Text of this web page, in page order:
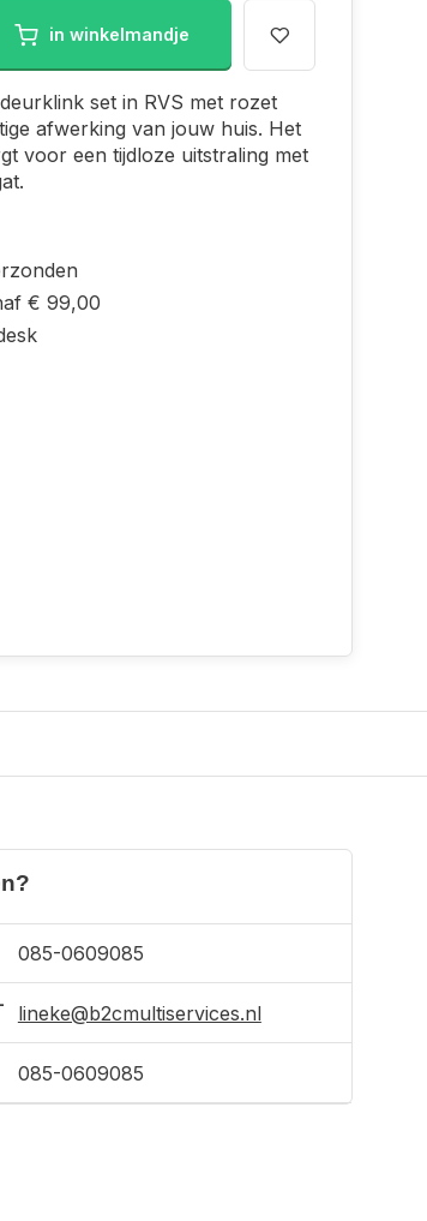
in winkelmandje
set in RVS met rozet
afwerking van jouw huis. Het
voor een tijdloze uitstraling met
€ 99,00
085-0609085
lineke@b2cmultiservices.nl
085-0609085